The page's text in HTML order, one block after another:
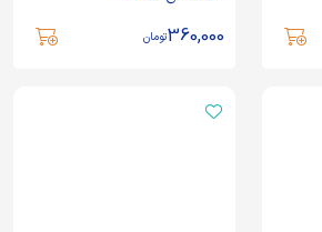
360,000تومان